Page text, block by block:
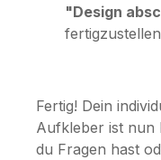
"Design
Fertig! Dein
Aufkleber ist nun
du Fragen hast